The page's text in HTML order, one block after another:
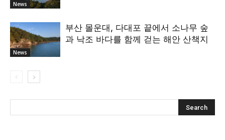
News
News
부산 몰운대, 다대포 끝에서 소나무 숲
과 낙조 바다를 함께 걷는 해안 산책지